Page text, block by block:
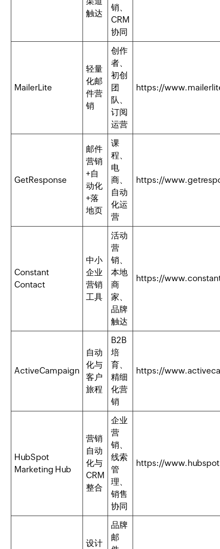
触达
销、
CRM
协同
MailerLite
轻量
化邮
件营
销
创作
者、
初创
团
队、
订阅
运营
https://
GetResponse
邮件
营销
+自
动化
+落
地页
课
程、
电
商、
自动
化运
营
https://
Constant
Contact
中小
企业
营销
工具
活动
营
销、
本地
商
家、
品牌
触达
https://
ActiveCampaign
自动
化与
客户
旅程
B2B
培
育、
精细
化营
销
https://
HubSpot
Marketing Hub
营销
自动
化与
CRM
整合
企业
营
销、
线索
管
理、
销售
协同
https://
设计
品牌
邮